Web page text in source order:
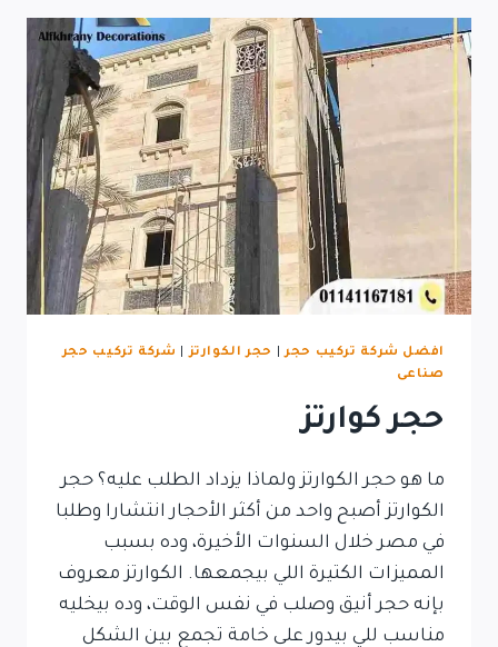
افضل شركة تركيب حجر| حجر الكوارتز|
شركة تركيب حجر
صناعى
حجر كوارتز
ما هو حجر الكوارتز ولماذا يزداد الطلب عليه؟ حجر
الكوارتز أصبح واحد من أكثر الأحجار انتشارا وطلبا
في مصر خلال السنوات الأخيرة، وده بسبب
المميزات الكتيرة اللي بيجمعها. الكوارتز معروف
بإنه حجر أنيق وصلب في نفس الوقت، وده بيخليه
مناسب للي بيدور على خامة تجمع بين الشكل